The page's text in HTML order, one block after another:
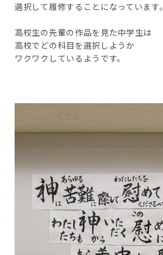
選択して履修することになっています。
高校生の先輩の作品を見た中学生は
高校でどの科目を選択しようか
ワクワクしているようです。